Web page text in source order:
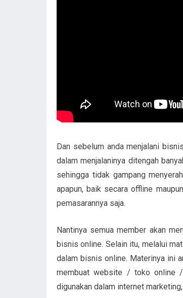
Dan sebelum anda menjalani
dalam menjalaninya ditengah
sehingga tidak gampang
apapun, baik secara offline
pemasarannya saja.
Nantinya semua member akan
bisnis online. Selain itu, melalui
dalam bisnis online. Materinya ini
membuat website / toko online
digunakan dalam internet